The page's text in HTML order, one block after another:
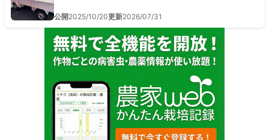
公開2025/10/20更新2026/07/31